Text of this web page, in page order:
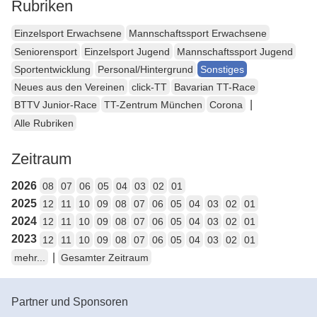
Rubriken
Einzelsport Erwachsene
Mannschaftssport Erwachsene
Seniorensport
Einzelsport Jugend
Mannschaftssport Jugend
Sportentwicklung
Personal/Hintergrund
Sonstiges
Neues aus den Vereinen
click-TT
Bavarian TT-Race
BTTV Junior-Race
TT-Zentrum München Corona
Alle Rubriken
Zeitraum
2026 08 07 06 05 04 03 02 01
2025 12 11 10 09 08 07 06 05 04 03 02 01
2024 12 11 10 09 08 07 06 05 04 03 02 01
2023 12 11 10 09 08 07 06 05 04 03 02
01
mehr...
Gesamter Zeitraum
Partner und Sponsoren